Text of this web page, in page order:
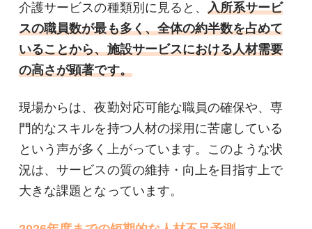
介護サービスの種類別に見ると、 入所系サービ
スの職員数が最も多く、全体の約半数を占めて
いることから、施設サービスにおける人材需要
の高さが顕著です。
現場からは、夜勤対応可能な職員の確保や、専
門的なスキルを持つ人材の採用に苦慮している
という声が多く上がっています。このような状
況は、サービスの質の維持・向上を目指す上で
大きな課題となっています。